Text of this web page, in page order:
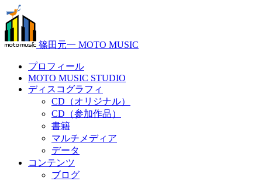
篠田元一 MOTO MUSIC
プロフィール
MOTO MUSIC STUDIO
ディスコグラフィ
CD（オリジナル）
CD（参加作品）
書籍
マルチメディア
データ
コンテンツ
ブログ